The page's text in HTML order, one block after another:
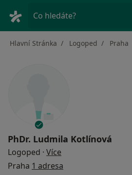
Co hledáte?
Hlavní Stránka Logoped Praha
PhDr. Ludmila Kotlínová
Logoped · Více
Praha 1 adresa